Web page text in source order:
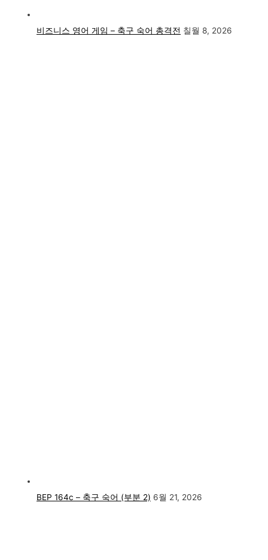
비즈니스 영어 게임 – 축구 숙어 총격전 칠월 8, 2026
BEP 164c – 축구 숙어 (부분 2) 6월 21, 2026